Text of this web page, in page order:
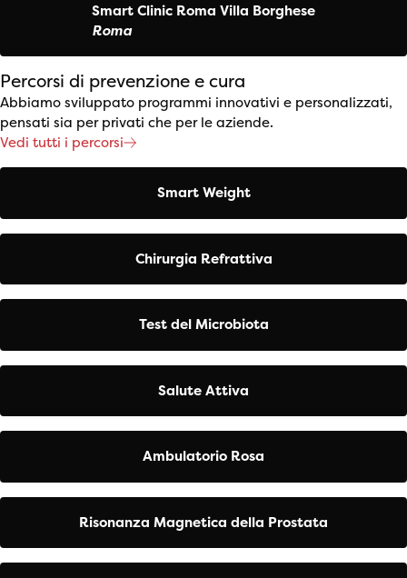
Smart Clinic Roma Villa Borghese
Roma
Percorsi di prevenzione e cura
Abbiamo sviluppato programmi innovativi e personalizzati,
pensati sia per privati che per le aziende.
Vedi tutti i percorsi
Smart Weight
Chirurgia Refrattiva
Test del Microbiota
Salute Attiva
Ambulatorio Rosa
Risonanza Magnetica della Prostata